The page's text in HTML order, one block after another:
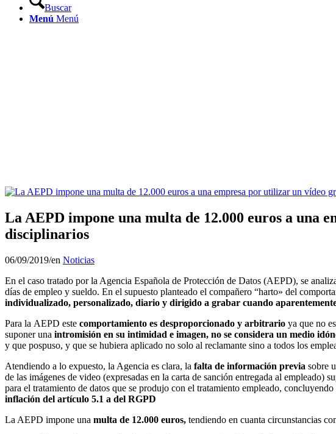
Buscar
Menú Menú
La AEPD impone una multa de 12.000 euros a
disciplinarios
06/09/2019/en Noticias
En el caso tratado por la Agencia Española de Protección de Datos (AEPD), se
días de empleo y sueldo. En el supuesto planteado el compañero “harto» del
individualizado, personalizado, diario y dirigido a grabar cuando
Para la AEPD este comportamiento es desproporcionado y arbitrario ya que no
suponer una intromisión en su intimidad e imagen, no se considera un medio
y que pospuso, y que se hubiera aplicado no solo al reclamante sino a todos los
Atendiendo a lo expuesto, la Agencia es clara, la falta de información previa sobre
de las imágenes de video (expresadas en la carta de sanción entregada al empleado)
para el tratamiento de datos que se produjo con el tratamiento empleado, concluyendo
inflación del artículo 5.1 a del RGPD
La AEPD impone una multa de 12.000 euros, tendiendo en cuanta circunstancias